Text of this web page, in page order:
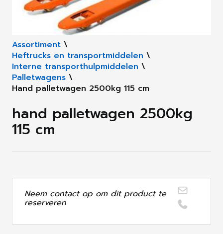
Assortiment \
Heftrucks en transportmiddelen \
Interne transporthulpmiddelen \
Palletwagens \
Hand palletwagen 2500kg 115 cm
hand palletwagen 2500kg
115 cm
Neem contact op om dit product te
reserveren